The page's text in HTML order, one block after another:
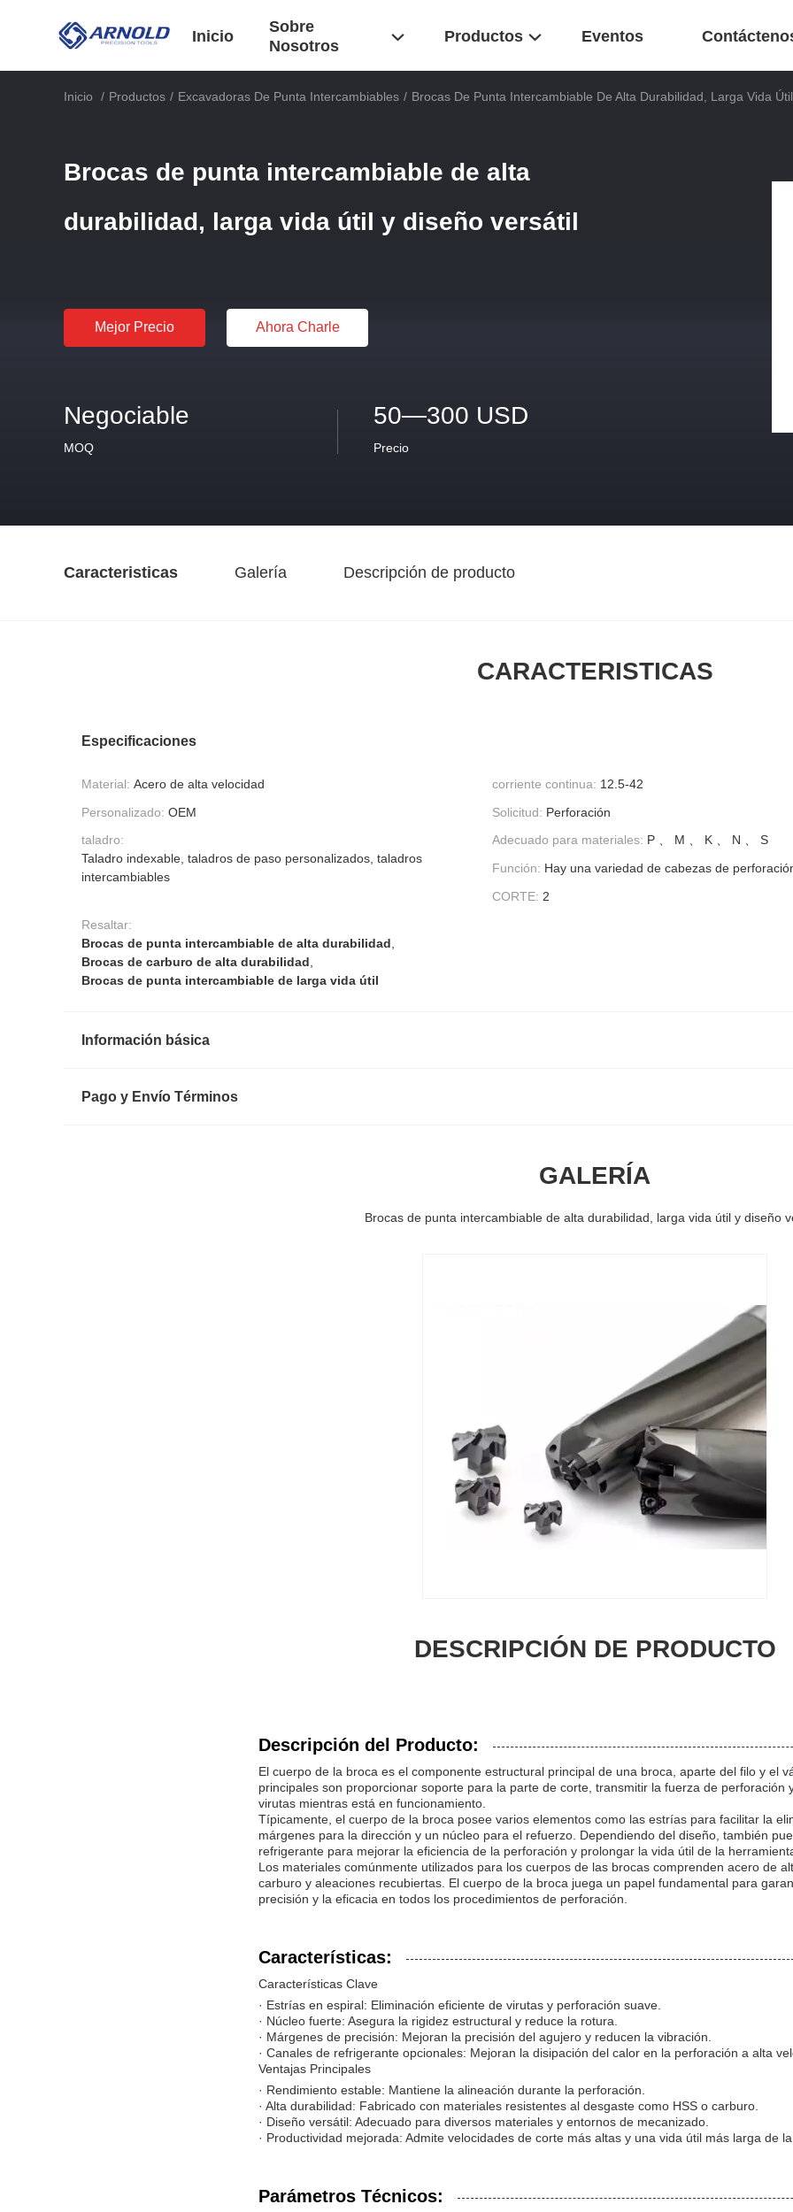
Inicio
Sobre
Nosotros
Productos Eventos
Inicio / Productos / Excavadoras De Punta Intercambiables / Brocas De Punta Intercambiable De Alta Durabilidad, Larga Vida
Brocas de punta intercambiable de alta
durabilidad, larga vida útil y diseño versátil
Mejor Precio Ahora Charle
Negociable
MOQ
50—300 USD
Precio
Caracteristicas Galería Descripción de producto
CARACTERISTICAS
Especificaciones
Material: Acero de alta velocidad corriente continua: 12.5-42
Personalizado: OEM Solicitud: Perforación
taladro:
Taladro indexable, taladros de paso personalizados, taladros
intercambiables
Adecuado para materiales: P 、 M 、 K 、 N 、 S
Función: Hay una variedad de cabezas de
CORTE: 2
Resaltar:
Brocas de punta intercambiable de alta durabilidad
Brocas de carburo de alta durabilidad
Brocas de punta intercambiable de larga vida útil
Información básica
Pago y Envío Términos
GALERÍA
Brocas de punta intercambiable de alta durabilidad, larga vida útil y diseño
DESCRIPCIÓN DE PRODUCTO
Descripción del Producto:
El cuerpo de la broca es el componente estructural principal de una broca, aparte del filo y el
principales son proporcionar soporte para la parte de corte, transmitir la fuerza de perforación
virutas mientras está en funcionamiento.
Típicamente, el cuerpo de la broca posee varios elementos como las estrías para facilitar la
márgenes para la dirección y un núcleo para el refuerzo. Dependiendo del diseño, también
refrigerante para mejorar la eficiencia de la perforación y prolongar la vida útil de la
Los materiales comúnmente utilizados para los cuerpos de las brocas comprenden acero de
carburo y aleaciones recubiertas. El cuerpo de la broca juega un papel fundamental para
precisión y la eficacia en todos los procedimientos de perforación.
Características:
Características Clave
· Estrías en espiral: Eliminación eficiente de virutas y perforación suave.
· Núcleo fuerte: Asegura la rigidez estructural y reduce la rotura.
· Márgenes de precisión: Mejoran la precisión del agujero y reducen la vibración.
· Canales de refrigerante opcionales: Mejoran la disipación del calor en la perforación a alta
Ventajas Principales
· Rendimiento estable: Mantiene la alineación durante la perforación.
· Alta durabilidad: Fabricado con materiales resistentes al desgaste como HSS o carburo.
· Diseño versátil: Adecuado para diversos materiales y entornos de mecanizado.
· Productividad mejorada: Admite velocidades de corte más altas y una vida útil más larga de
Parámetros Técnicos: